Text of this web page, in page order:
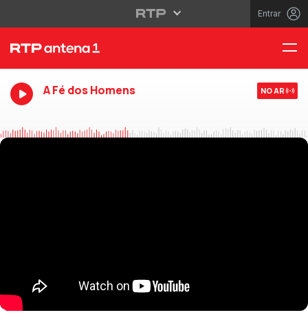
Entrar
A Fé dos Homens NO AR